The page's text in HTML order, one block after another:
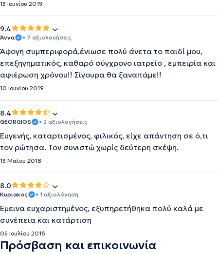
13 Ιουνίου 2019
9.4
Άννα • 7 αξιολογήσεις
Άψογη συμπεριφορά,ένιωσε πολύ άνετα το παιδί μου,
επεξηγηματικός, καθαρό σύγχρονο ιατρείο , εμπειρία και
αφιέρωση χρόνου!! Σίγουρα θα ξαναπάμε!!
10 Ιουνίου 2019
8.4
GEORGIOS • 2 αξιολογήσεις
Ευγενής, καταρτισμένος, φιλικός, είχε απάντηση σε ό,τι
τον ρώτησα. Τον συνιστώ χωρίς δεύτερη σκέψη.
13 Μαΐου 2018
8.0
Κυριακος • 1 αξιολόγηση
Έμεινα ευχαριστημένος, εξυπηρετήθηκα πολύ καλά με
συνέπεια και κατάρτιση
05 Ιουλίου 2016
Πρόσβαση και επικοινωνία